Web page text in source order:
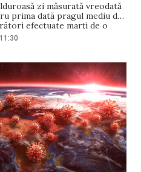
zi măsurată vreodată
prima dată pragul mediu de
efectuate marți de o
anunță G4Media cu
11:30